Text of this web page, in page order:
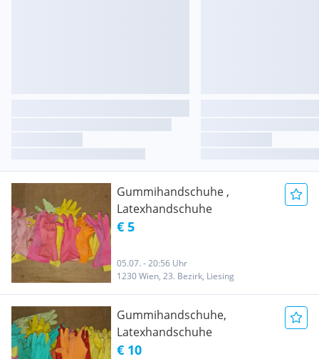
Gummihandschuhe ,
Latexhandschuhe
€ 5
05.07. - 20:56 Uhr
1230 Wien, 23. Bezirk, Liesing
Gummihandschuhe,
Latexhandschuhe
€ 10